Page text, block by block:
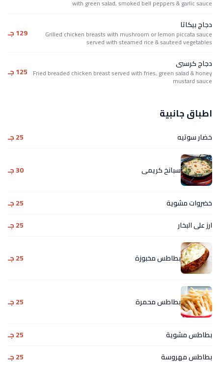
with green salad, smoked bell peppers & garlic sauce
دجاج بيكاتا
Grilled chicken breasts with mushroom or lemon piccata sauce
served with steamed rice & sauteed vegetables
129 جـ
دجاج كرسبى
Fried breaded chicken breast served with fries, green salad & honey
mustard sauce
125 جـ
اطباق جانبية
خضار سوتيه 25 جـ
سبانخ كريمى 30 جـ
خضروات مشوية
25 جـ
ارز على البخار
25 جـ
بطاطس مخبوزة 25 جـ
بطاطس محمرة 25 جـ
بطاطس مشوية
25 جـ
بطاطس مهروسة
25 جـ